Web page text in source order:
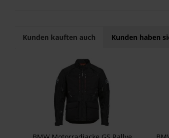
Kunden kauften auch Kunden haben